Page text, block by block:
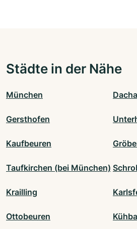
Städte in der Nähe
München
Gersthofen
Kaufbeuren
Taufkirchen (bei München)
Krailling
Ottobeuren